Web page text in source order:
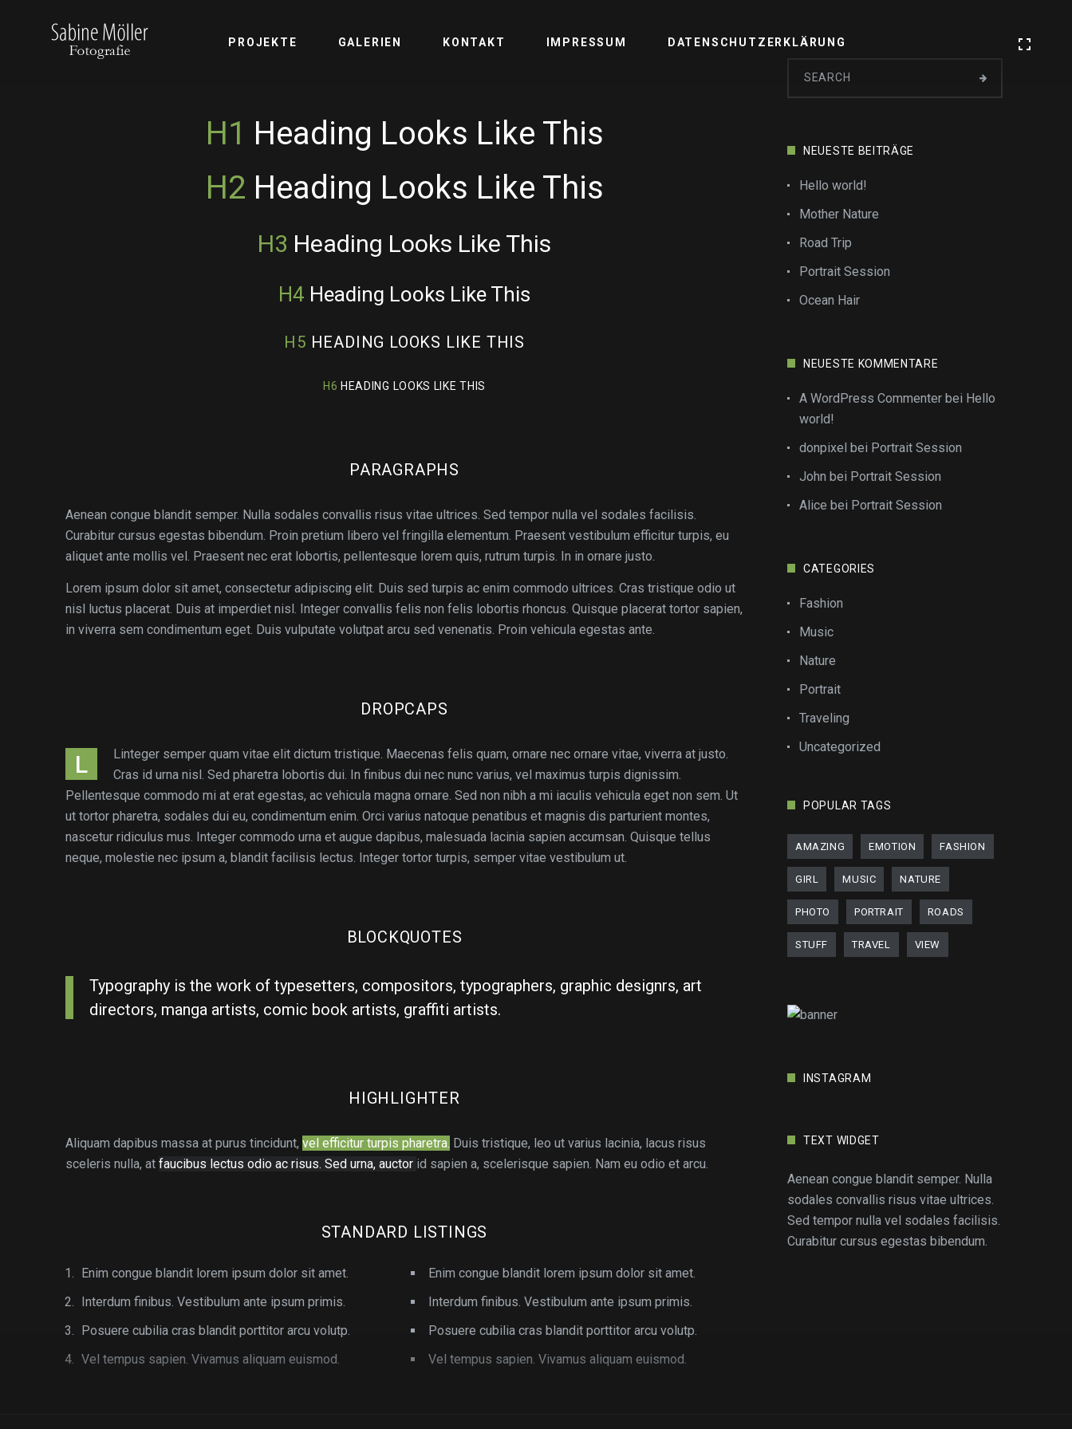
PROJEKTE GALERIEN KONTAKT IMPRESSUM DATENSCHUTZERKLÄRUNG
H1 Heading Looks Like This
H2 Heading Looks Like This
H3 Heading Looks Like This
H4 Heading Looks Like This
H5 HEADING LOOKS LIKE THIS
H6 HEADING LOOKS LIKE THIS
PARAGRAPHS
Aenean congue blandit semper. Nulla sodales convallis risus vitae ultrices. Sed tempor nulla vel sodales facilisis.
Curabitur cursus egestas bibendum. Proin pretium libero vel fringilla elementum. Praesent vestibulum efficitur turpis, eu
aliquet ante mollis vel. Praesent nec erat lobortis, pellentesque lorem quis, rutrum turpis. In in ornare justo.
Lorem ipsum dolor sit amet, consectetur adipiscing elit. Duis sed turpis ac enim commodo ultrices. Cras tristique odio ut
nisl luctus placerat. Duis at imperdiet nisl. Integer convallis felis non felis lobortis rhoncus. Quisque placerat tortor sapien,
in viverra sem condimentum eget. Duis vulputate volutpat arcu sed venenatis. Proin vehicula egestas ante.
DROPCAPS
L
Linteger semper quam vitae elit dictum tristique. Maecenas felis quam, ornare nec ornare vitae, viverra at justo.
Cras id urna nisl. Sed pharetra lobortis dui. In finibus dui nec nunc varius, vel maximus turpis dignissim.
Pellentesque commodo mi at erat egestas, ac vehicula magna ornare. Sed non nibh a mi iaculis vehicula eget non sem. Ut
ut tortor pharetra, sodales dui eu, condimentum enim. Orci varius natoque penatibus et magnis dis parturient montes,
nascetur ridiculus mus. Integer commodo urna et augue dapibus, malesuada lacinia sapien accumsan. Quisque tellus
neque, molestie nec ipsum a, blandit facilisis lectus. Integer tortor turpis, semper vitae vestibulum ut.
BLOCKQUOTES
Typography is the work of typesetters, compositors, typographers, graphic designrs, art
directors, manga artists, comic book artists, graffiti artists.
HIGHLIGHTER
Aliquam dapibus massa at purus tincidunt, vel efficitur turpis pharetra. Duis tristique, leo ut varius lacinia, lacus risus
sceleris nulla, at faucibus lectus odio ac risus. Sed urna, auctor id sapien a, scelerisque sapien. Nam eu odio et arcu.
STANDARD LISTINGS
Enim congue blandit lorem ipsum dolor sit amet.
Interdum finibus. Vestibulum ante ipsum primis.
Posuere cubilia cras blandit porttitor arcu volutp.
Vel tempus sapien. Vivamus aliquam euismod.
Enim congue blandit lorem ipsum dolor sit amet.
Interdum finibus. Vestibulum ante ipsum primis.
Posuere cubilia cras blandit porttitor arcu volutp.
Vel tempus sapien. Vivamus aliquam euismod.
NEUESTE BEITRÄGE
Hello world!
Mother Nature
Road Trip
Portrait Session
Ocean Hair
NEUESTE KOMMENTARE
A WordPress Commenter bei Hello
world!
donpixel bei Portrait Session
John bei Portrait Session
Alice bei Portrait Session
CATEGORIES
Fashion
Music
Nature
Portrait
Traveling
Uncategorized
POPULAR TAGS
AMAZING EMOTION FASHION
GIRL MUSIC NATURE
PHOTO PORTRAIT ROADS
STUFF TRAVEL VIEW
INSTAGRAM
TEXT WIDGET
Aenean congue blandit semper. Nulla
sodales convallis risus vitae ultrices.
Sed tempor nulla vel sodales facilisis.
Curabitur cursus egestas bibendum.